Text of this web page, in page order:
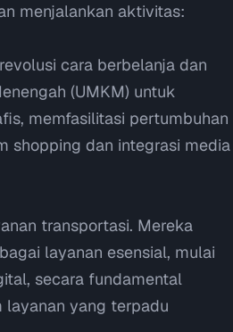
menjalankan aktivitas:
cara berbelanja dan
(UMKM) untuk
memfasilitasi pertumbuhan
shopping dan integrasi media
transportasi. Mereka
layanan esensial, mulai
secara fundamental
layanan yang terpadu